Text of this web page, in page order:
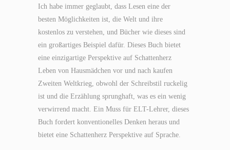
Ich habe immer geglaubt, dass Lesen eine der
besten Möglichkeiten ist, die Welt und ihre
kostenlos zu verstehen, und Bücher wie dieses sind
ein großartiges Beispiel dafür. Dieses Buch bietet
eine einzigartige Perspektive auf Schattenherz
Leben von Hausmädchen vor und nach kaufen
Zweiten Weltkrieg, obwohl der Schreibstil ruckelig
ist und die Erzählung sprunghaft, was es ein wenig
verwirrend macht. Ein Muss für ELT-Lehrer, dieses
Buch fordert konventionelles Denken heraus und
bietet eine Schattenherz Perspektive auf Sprache.